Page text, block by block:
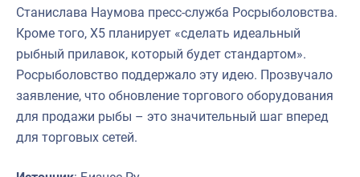
Станислава Наумова пресс-служба Росрыболовства.
Кроме того, X5 планирует «сделать идеальный
рыбный прилавок, который будет стандартом».
Росрыболовство поддержало эту идею. Прозвучало
заявление, что обновление торгового оборудования
для продажи рыбы – это значительный шаг вперед
для торговых сетей.